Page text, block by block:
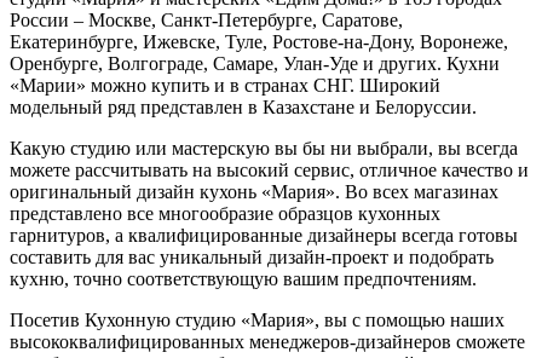
России – Москве, Санкт-Петербурге, Саратове,
Екатеринбурге, Ижевске, Туле, Ростове-на-Дону, Воронеже,
Оренбурге, Волгограде, Самаре, Улан-Уде и других. Кухни
«Марии» можно купить и в странах СНГ. Широкий
модельный ряд представлен в Казахстане и Белоруссии.
Какую студию или мастерскую вы бы ни выбрали, вы всегда
можете рассчитывать на высокий сервис, отличное качество и
оригинальный дизайн кухонь «Мария». Во всех магазинах
представлено все многообразие образцов кухонных
гарнитуров, а квалифицированные дизайнеры всегда готовы
составить для вас уникальный дизайн-проект и подобрать
кухню, точно соответствующую вашим предпочтениям.
Посетив Кухонную студию «Мария», вы с помощью наших
высококвалифицированных менеджеров-дизайнеров сможете